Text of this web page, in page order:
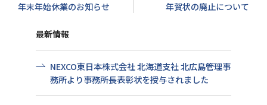
年末年始休業のお知らせ 年賀状の廃止について
最新情報
NEXCO東日本株式会社 北海道支社 北広島管理事
務所より事務所長表彰状を授与されました